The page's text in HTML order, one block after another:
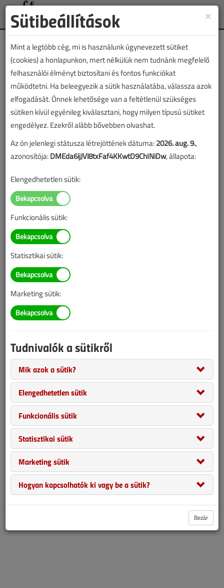
Toggle
Lapszám:
TARTALOM
Hírek
Almeva, Daikin, Gree,
Panasonic, MVM, Wilo,
BWT, Zehnder, Midea, Jedlik-
program
Hírek, újdonságok
2025/9. lapszám
Almeva SMARTEASY 2.0 mini kondenzvízszivattyú, díjnyertes
klíma a Daikintól, bemutatkozik a Gree Winter légkondicionáló, új
termékcsalád a Panasonictól.Okosmérős? Kérhet havonta
ugyanakkora áramszámlát. Wilo-DrainLift KN aknák, akár 60%
vízmegtakarítás a Perla Pro XL-lel, Zehnder ComfoClime
utóhűtő/fűtő egység, új Midea Solstice AI Ecomaster vezérléssel.
A Daikin 140 millió eurós beruházással épített új kutatóközpontot,
jól fut a Jedlik Ányos Energetikai Program.
×
Sütibeállítások
Mint a legtöbb cég, mi is használunk úgynevezett sütiket
(cookies) a honlapunkon, mert nélkülük nem tudnánk megfelelő
felhasználói élményt biztosítani és fontos funkciókat
működtetni. Ha beleegyezik a sütik használatába, válassza azok
elfogadását. Önnek lehetősége van a feltétlenül szükséges
sütiken kívül egyénileg kiválasztani, hogy milyen típusú sütiket
engedélyez. Ezekről alább bővebben olvashat.
Az ön jelenlegi státusza létrejöttének dátuma:2026. aug. 9.,
azonosítója:DMEda6ijJVl8txFaf4KKwtD9ChINiDw, állapota:
Elengedhetetlen sütik:
Funkcionális sütik:
Statisztikai sütik:
Marketing sütik:
Tudnivalók a sütikről
Mik azok a sütik?
Elengedhetetlen sütik
Funkcionális sütik
Statisztikai sütik
Marketing sütik
Hogyan kapcsolhatók ki vagy be a sütik?
Bezár